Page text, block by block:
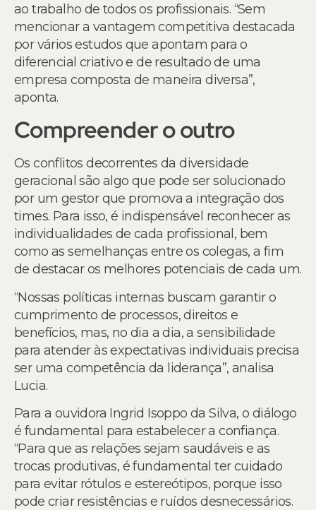
ao trabalho de todos os profissionais. “Sem
mencionar a vantagem competitiva destacada
por vários estudos que apontam para o
diferencial criativo e de resultado de uma
empresa composta de maneira diversa”,
aponta.
Compreender o outro
Os conflitos decorrentes da diversidade
geracional são algo que pode ser solucionado
por um gestor que promova a integração dos
times. Para isso, é indispensável reconhecer as
individualidades de cada profissional, bem
como as semelhanças entre os colegas, a fim
de destacar os melhores potenciais de cada um.
“Nossas políticas internas buscam garantir o
cumprimento de processos, direitos e
benefícios, mas, no dia a dia, a sensibilidade
para atender às expectativas individuais precisa
ser uma competência da liderança”, analisa
Lucia.
Para a ouvidora Ingrid Isoppo da Silva, o diálogo
é fundamental para estabelecer a confiança.
“Para que as relações sejam saudáveis e as
trocas produtivas, é fundamental ter cuidado
para evitar rótulos e estereótipos, porque isso
pode criar resistências e ruídos desnecessários.